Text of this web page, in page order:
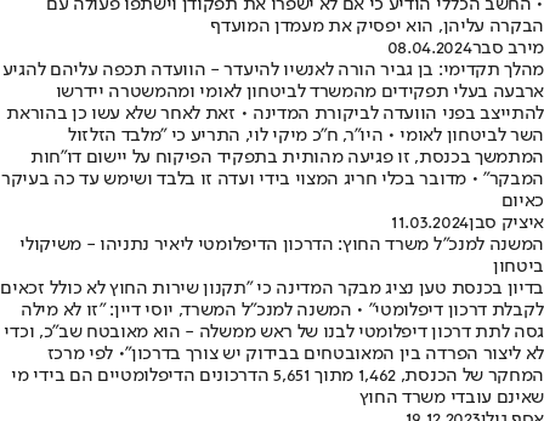
• החשב הכללי הודיע כי אם לא ישפרו את תפקודן וישתפו פעולה עם
הבקרה עליהן, הוא יפסיק את מעמדן המועדף
מירב סבר08.04.2024
מהלך תקדימי: בן גביר הורה לאנשיו להיעדר - הוועדה תכפה עליהם להגיע
ארבעה בעלי תפקידים מהמשרד לביטחון לאומי ומהמשטרה יידרשו
להתייצב בפני הוועדה לביקורת המדינה • זאת לאחר שלא עשו כן בהוראת
השר לביטחון לאומי • היו"ר, ח"כ מיקי לוי, התריע כי "מלבד הזלזול
המתמשך בכנסת, זו פגיעה מהותית בתפקיד הפיקוח על יישום דו"חות
המבקר" • מדובר בכלי חריג המצוי בידי ועדה זו בלבד ושימש עד כה בעיקר
כאיום
איציק סבן11.03.2024
המשנה למנכ"ל משרד החוץ: הדרכון הדיפלומטי ליאיר נתניהו - משיקולי
ביטחון
בדיון בכנסת טען נציג מבקר המדינה כי "תקנון שירות החוץ לא כולל זכאים
לקבלת דרכון דיפלומטי" • המשנה למנכ"ל המשרד, יוסי דיין: "זו לא מילה
גסה לתת דרכון דיפלומטי לבנו של ראש ממשלה - הוא מאובטח שב"כ, וכדי
לא ליצור הפרדה בין המאובטחים בבידוק יש צורך בדרכון"• לפי מרכז
המחקר של הכנסת, 1,462 מתוך 5,651 הדרכונים הדיפלומטיים הם בידי מי
שאינם עובדי משרד החוץ